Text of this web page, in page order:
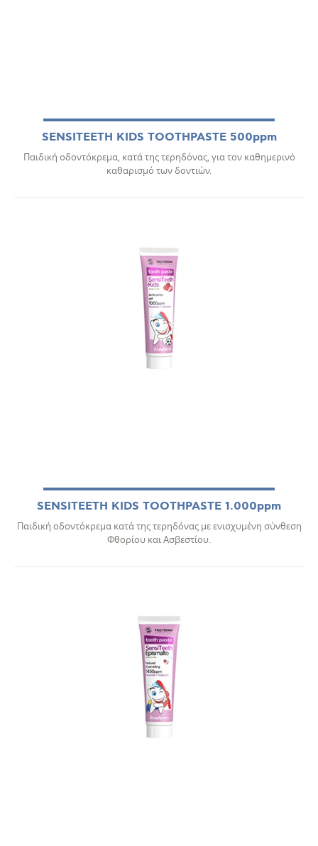
SENSITEETH KIDS TOOTHPASTE 500ppm
Παιδική οδοντόκρεμα, κατά της τερηδόνας, για τον καθημερινό
καθαρισμό των δοντιών.
SENSITEETH KIDS TOOTHPASTE 1.000ppm
Παιδική οδοντόκρεμα κατά της τερηδόνας με ενισχυμένη σύνθεση
Φθορίου και Ασβεστίου.